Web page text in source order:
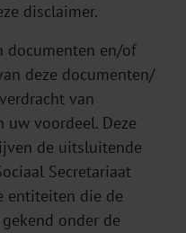
disclaimer.
documenten en/of
deze documenten/
van
voordeel. Deze
de uitsluitende
Secretariaat
entiteiten die de
onder de